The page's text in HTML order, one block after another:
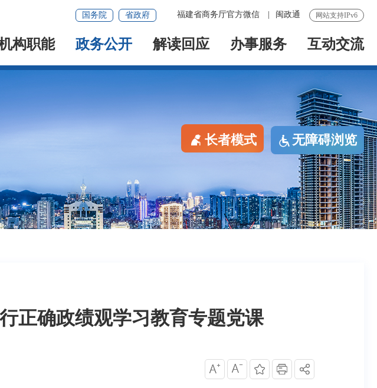
网站支持IPv6
福建省商务厅官方微信 闽政通
国务院 省政府
构职能 政务公开 解读回应 办事服务 互动交流
长者模式 无障碍浏览
正确政绩观学习教育专题党课